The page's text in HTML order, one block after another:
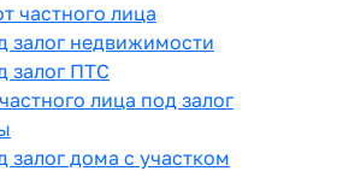
частного лица
залог недвижимости
залог ПТС
лица под залог
залог дома с участком